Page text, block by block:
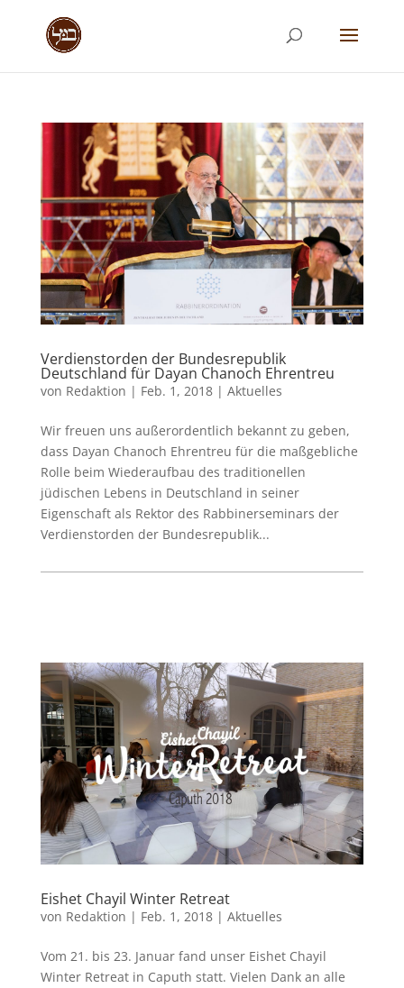
Verdienstorden der Bundesrepublik
Deutschland für Dayan Chanoch Ehrentreu
von Redaktion | Feb. 1, 2018| Aktuelles
Wir freuen uns außerordentlich bekannt zu geben,
dass Dayan Chanoch Ehrentreu für die maßgebliche
Rolle beim Wiederaufbau des traditionellen
jüdischen Lebens in Deutschland in seiner
Eigenschaft als Rektor des Rabbinerseminars der
Verdienstorden der Bundesrepublik...
Eishet Chayil Winter Retreat
von Redaktion | Feb. 1, 2018| Aktuelles
Vom 21. bis 23. Januar fand unser Eishet Chayil
Winter Retreat in Caputh statt. Vielen Dank an alle